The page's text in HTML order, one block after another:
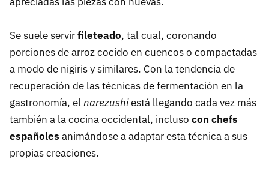
Se suele servirfileteado, tal cual, coronando
porciones de arroz cocido en cuencos o compactadas
a modo de nigiris y similares. Con la tendencia de
recuperación de las técnicas de fermentación en la
gastronomía, el narezushiestá llegando cada vez más
también a la cocina occidental, incluso con chefs
españoles animándose a adaptar esta técnica a sus
propias creaciones.